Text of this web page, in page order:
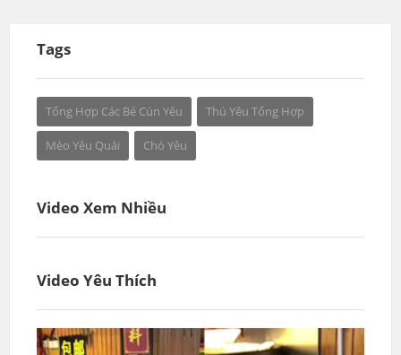
Tags
Tổng Hợp Các Bé Cún Yêu Thú Yêu Tổng Hợp
Mèo Yêu Quái Chó Yêu
Video Xem Nhiều
Video Yêu Thích